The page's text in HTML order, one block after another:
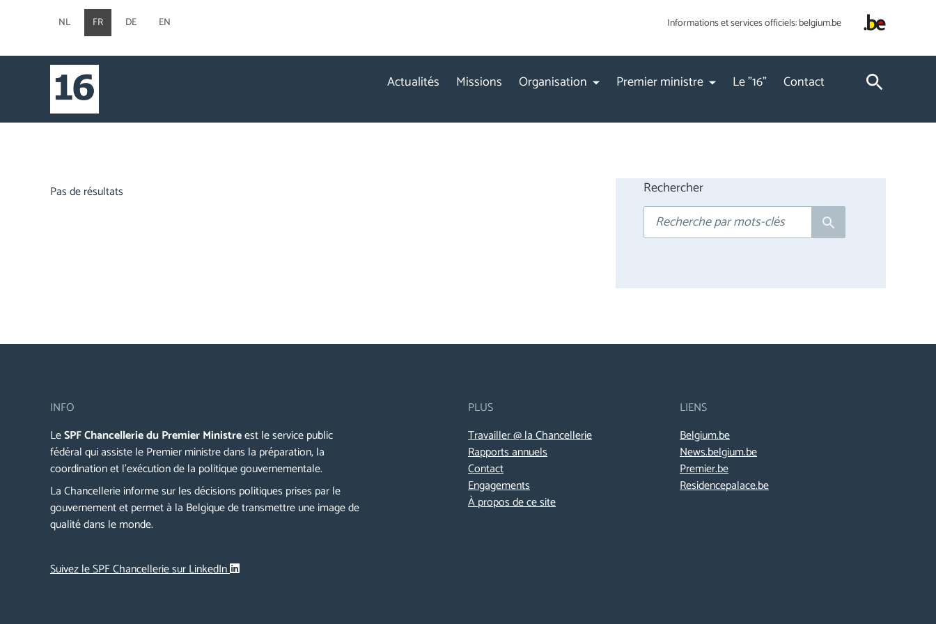
NL FR DE EN Informations et services officiels:belgium.be
Actualités Missions Organisation Premier ministre Le "16" Contact
Rechercher
Pas de résultats
INFO
LeSPF Chancellerie du Premier Ministreest le service public
fédéral qui assiste le Premier ministre dans la préparation, la
coordination et l’exécution de la politique gouvernementale.
La Chancellerie informe sur les décisions politiques prises par le
gouvernement et permet à la Belgique de transmettre une image de
qualité dans le monde.
Suivez le SPF Chancellerie sur LinkedIn
PLUS
Travailler @ la Chancellerie
Rapports annuels
Contact
Engagements
À propos de ce site
LIENS
Belgium.be
News.belgium.be
Premier.be
Residencepalace.be